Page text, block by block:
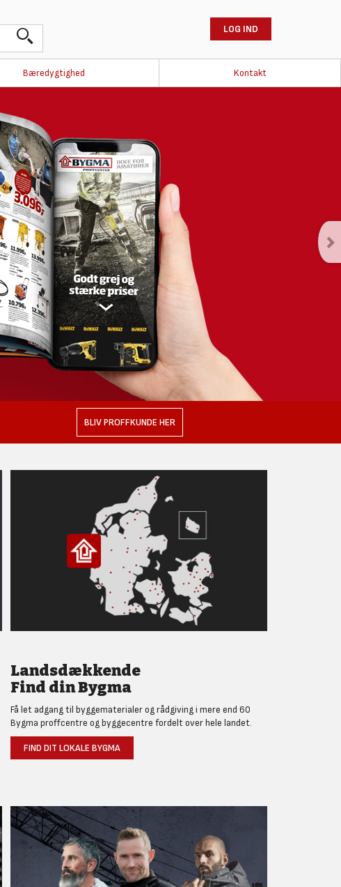
LOG IND
Bæredygtighed Kontakt
BLIV PROFFKUNDE HER
Landsdækkende
Find din Bygma
Få let adgang til byggematerialer og rådgiving i mere end 60
Bygma proffcentre og byggecentre fordelt over hele landet.
FIND DIT LOKALE BYGMA